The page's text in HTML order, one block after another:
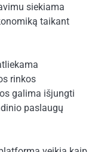
siekiama
taikant
rinkos
galima išjungti
paslaugų